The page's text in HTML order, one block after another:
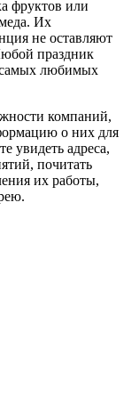
фруктов или
Их
не оставляют
праздник
самых любимых
компаний,
о них для
увидеть адреса,
почитать
их работы,